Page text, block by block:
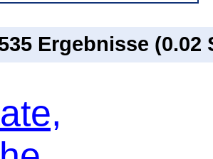
Ergebnisse (0.02